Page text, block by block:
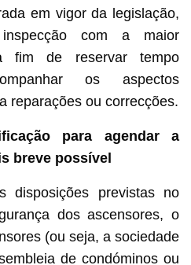
em vigor da legislação,
com a maior
fim de reservar tempo
os aspectos
reparações ou correcções.
para agendar a
breve possível
disposições previstas no
dos ascensores, o
(ou seja, a sociedade
de condóminos ou